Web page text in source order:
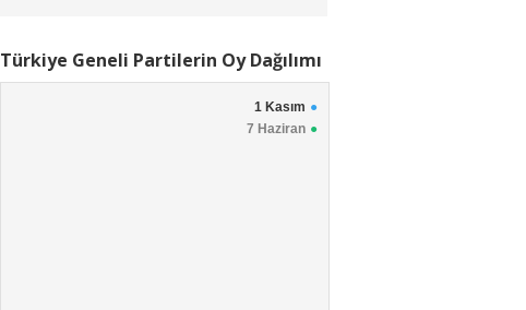
Türkiye Geneli Partilerin Oy Dağılımı
1 Kasım
7 Haziran